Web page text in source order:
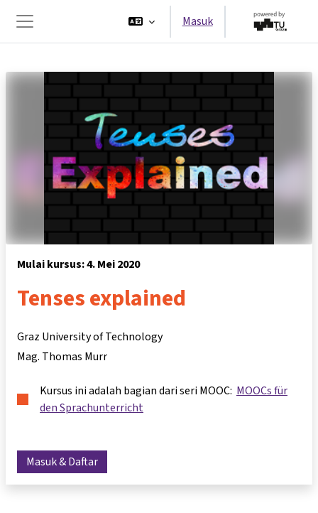
Panel samping
Masuk
Mulai kursus: 4. Mei 2020
Tenses explained
Graz University of Technology
Mag. Thomas Murr
Kursus ini adalah bagian dari seri MOOC: MOOCs für
den Sprachunterricht
Masuk & Daftar